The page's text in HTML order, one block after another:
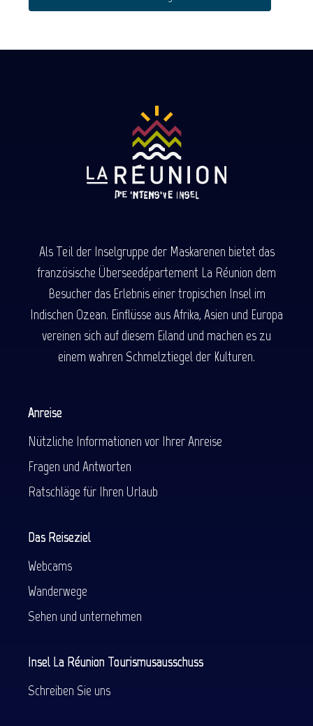
Als Teil der Inselgruppe der Maskarenen bietet das
französische Überseedépartement La Réunion dem
Besucher das Erlebnis einer tropischen Insel im
Indischen Ozean. Einflüsse aus Afrika, Asien und Europa
vereinen sich auf diesem Eiland und machen es zu
einem wahren Schmelztiegel der Kulturen.
Anreise
Nützliche Informationen vor Ihrer Anreise
Fragen und Antworten
Ratschläge für Ihren Urlaub
Das Reiseziel
Webcams
Wanderwege
Sehen und unternehmen
Insel La Réunion Tourismusausschuss
Schreiben Sie uns